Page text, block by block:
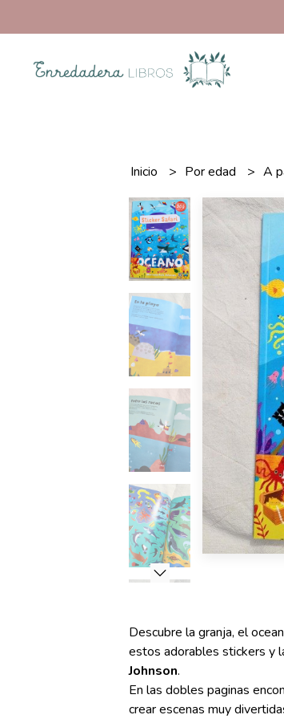
Inicio Por edad A
Descubre la granja, el
estos adorables stickers y
Johnson.
En las dobles paginas
crear escenas muy